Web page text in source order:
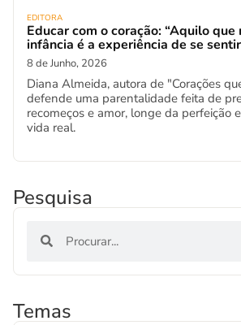
EDITORA
Educar com o coração: “Aquilo que
infância é a experiência de se
8 de Junho, 2026
Diana Almeida, autora de "Corações
defende uma parentalidade feita de
recomeços e amor, longe da perfeição
vida real.
Pesquisa
Temas